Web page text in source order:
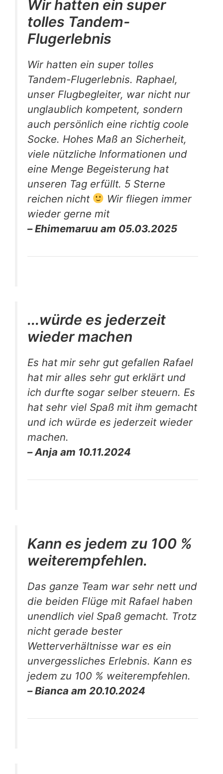
Wir hatten ein super
tolles Tandem-
Flugerlebnis
Wir hatten ein super tolles
Tandem-Flugerlebnis. Raphael,
unser Flugbegleiter, war nicht nur
unglaublich kompetent, sondern
auch persönlich eine richtig coole
Socke. Hohes Maß an Sicherheit,
viele nützliche Informationen und
eine Menge Begeisterung hat
unseren Tag erfüllt. 5 Sterne
reichen nicht
wieder gerne mit
– Ehimemaruu am 05.03.2025
...würde es jederzeit
wieder machen
Es hat mir sehr gut gefallen Rafael
hat mir alles sehr gut erklärt und
ich durfte sogar selber steuern. Es
hat sehr viel Spaß mit ihm gemacht
und ich würde es jederzeit wieder
machen.
– Anja am 10.11.2024
Kann es jedem zu 100 %
weiterempfehlen.
Das ganze Team war sehr nett und
die beiden Flüge mit Rafael haben
unendlich viel Spaß gemacht. Trotz
nicht gerade bester
Wetterverhältnisse war es ein
unvergessliches Erlebnis. Kann es
jedem zu 100 % weiterempfehlen.
– Bianca am 20.10.2024